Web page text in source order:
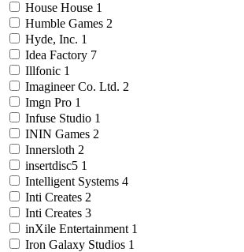
House House 1
Humble Games 2
Hyde, Inc. 1
Idea Factory 7
Illfonic 1
Imagineer Co. Ltd. 2
Imgn Pro 1
Infuse Studio 1
ININ Games 2
Innersloth 2
insertdisc5 1
Intelligent Systems 4
Inti Creates 2
Inti Creates 3
inXile Entertainment 1
Iron Galaxy Studios 1